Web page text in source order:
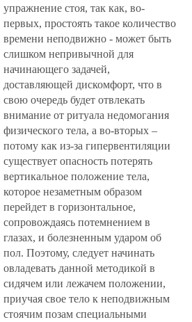
упражнение стоя, так как, во-
первых, простоять такое количество
времени неподвижно - может быть
слишком непривычной для
начинающего задачей,
доставляющей дискомфорт, что в
свою очередь будет отвлекать
внимание от ритуала недомогания
физического тела, а во-вторых –
потому как из-за гипервентиляции
существует опасность потерять
вертикальное положение тела,
которое незаметным образом
перейдет в горизонтальное,
сопровождаясь потемнением в
глазах, и болезненным ударом об
пол. Поэтому, следует начинать
овладевать данной методикой в
сидячем или лежачем положении,
приучая свое тело к неподвижным
стоячим позам специальными